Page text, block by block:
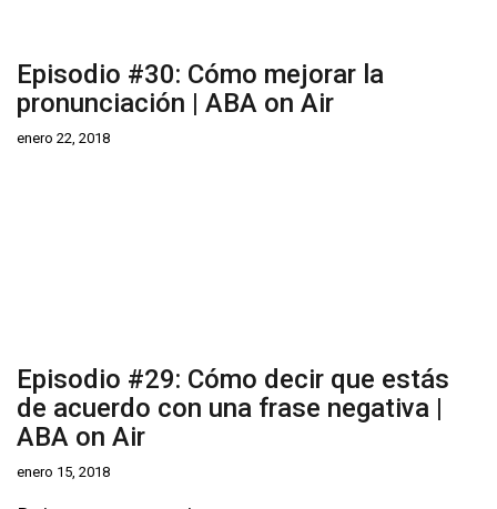
Episodio #30: Cómo mejorar la
pronunciación | ABA on Air
enero 22, 2018
Episodio #29: Cómo decir que estás
de acuerdo con una frase negativa |
ABA on Air
enero 15, 2018